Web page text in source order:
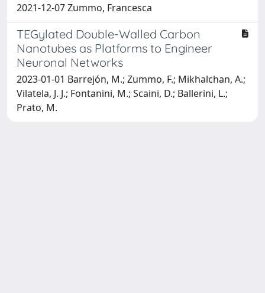
2021-12-07 Zummo, Francesca
TEGylated Double-Walled Carbon
Nanotubes as Platforms to Engineer
Neuronal Networks
2023-01-01 Barrejón, M.; Zummo, F.; Mikhalchan, A.;
Vilatela, J. J.; Fontanini, M.; Scaini, D.; Ballerini, L.;
Prato, M.